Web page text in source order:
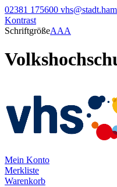
02381 175600
Kontrast
SchriftgrößeAAA
Mein Konto
Merkliste
Warenkorb